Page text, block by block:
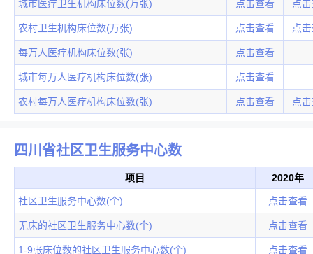
城市医疗卫生机构床位数(万张) 点击查看 点
农村卫生机构床位数(万张) 点击查看 点
每万人医疗机构床位数(张) 点击查看
城市每万人医疗机构床位数(张) 点击查看
农村每万人医疗机构床位数(张) 点击查看 点
四川省社区卫生服务中心数
项目 2020年
社区卫生服务中心数(个) 点击查看
无床的社区卫生服务中心数(个) 点击查看
1-9张床位数的社区卫生服务中心数(个) 点击查看